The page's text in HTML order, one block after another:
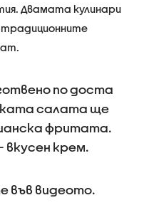
Двамата кулинари
традиционните
по доста
салата ще
фритата.
вкусен крем.
във видеото.